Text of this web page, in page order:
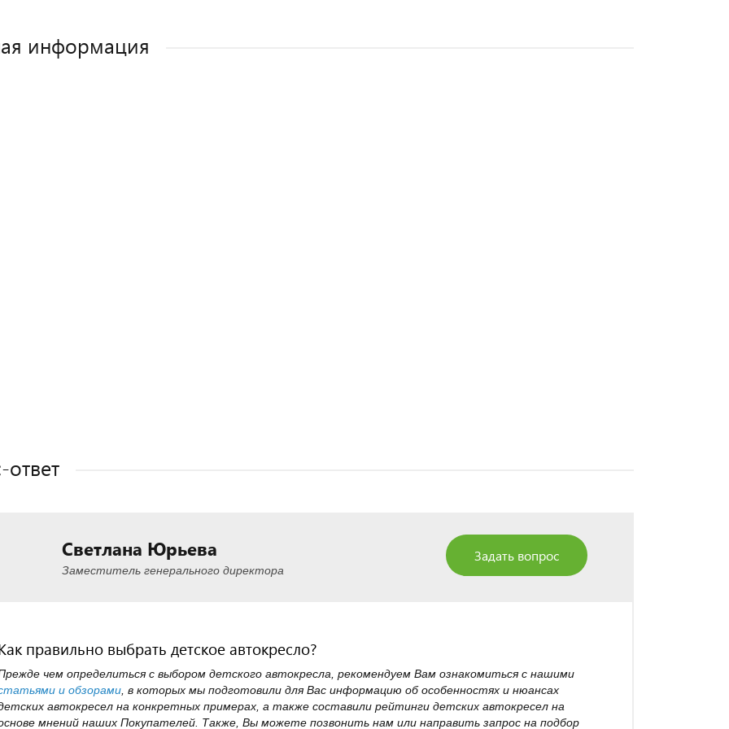
информация
Светлана Юрьева
Заместитель генерального директора
Задать вопрос
правильно выбрать детское автокресло?
чем определиться с выбором детского автокресла, рекомендуем Вам ознакомиться с нашими
и обзорами , в которых мы подготовили для Вас информацию об особенностях и нюансах
автокресел на конкретных примерах, а также составили рейтинги детских автокресел на
мнений наших Покупателей. Также, Вы можете позвонить нам или направить запрос на подбор